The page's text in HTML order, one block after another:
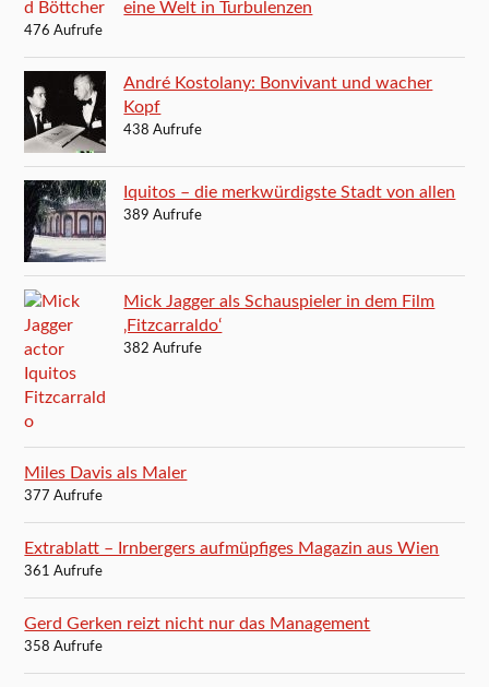
eine Welt in Turbulenzen
476 Aufrufe
André Kostolany: Bonvivant und wacher
Kopf
438 Aufrufe
Iquitos – die merkwürdigste Stadt von allen
389 Aufrufe
Mick Jagger als Schauspieler in dem Film
‚Fitzcarraldo‘
382 Aufrufe
Miles Davis als Maler
377 Aufrufe
Extrablatt – Irnbergers aufmüpfiges Magazin aus Wien
361 Aufrufe
Gerd Gerken reizt nicht nur das Management
358 Aufrufe